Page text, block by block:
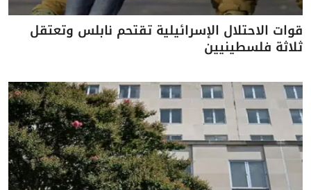
قوات الاحتلال الإسرائيلية تقتحم نابلس وتعتقل
ثلاثة فلسطينيين